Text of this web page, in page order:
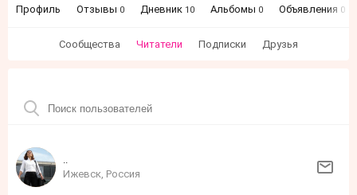
Профиль Отзывы 0 Дневник 10 Альбомы 0 Объявления 0
Сообщества Читатели Подписки Друзья
..
Ижевск, Россия